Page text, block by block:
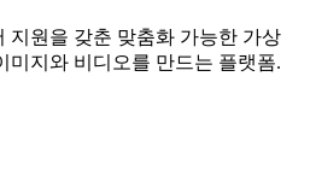
지원을 갖춘 맞춤화 가능한 가상
미지와 비디오를 만드는 플랫폼.